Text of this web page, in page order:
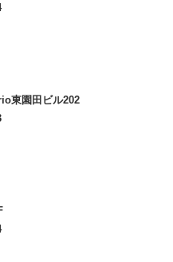
東園田ビル202